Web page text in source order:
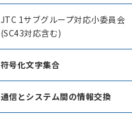
JTC 1サブグループ対応小委員会
(SC43対応含む)
符号化文字集合
通信とシステム間の情報交換